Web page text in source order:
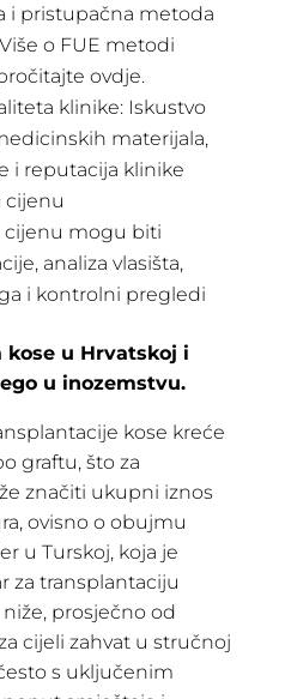
i pristupačna metoda
o FUE metodi
ovdje.
klinike: Iskustvo
materijala,
i reputacija klinike
cijenu
cijenu mogu biti
analiza vlasišta,
i kontrolni pregledi
kose u Hrvatskoj i
u inozemstvu.
kose kreće
graftu, što za
značiti ukupni iznos
ovisno o obujmu
u Turskoj, koja je
za transplantaciju
prosječno od
cijeli zahvat u stručnoj
s uključenim